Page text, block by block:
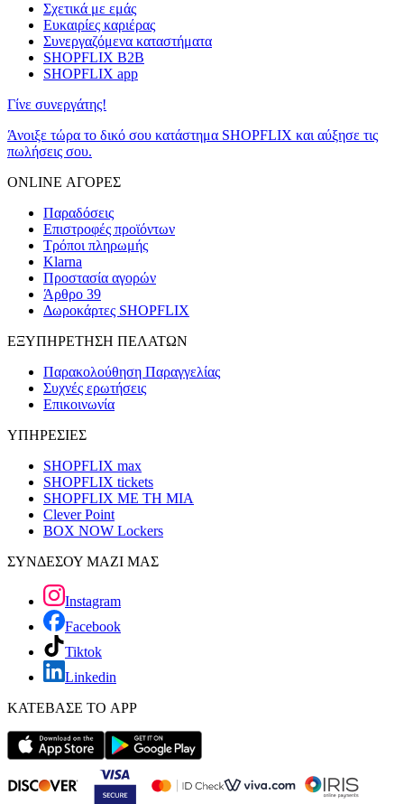
Σχετικά με εμάς
Ευκαιρίες καριέρας
Συνεργαζόμενα καταστήματα
SHOPFLIX B2B
SHOPFLIX app
Γίνε συνεργάτης!
Άνοιξε τώρα το δικό σου κατάστημα SHOPFLIX και αύξησε τις
πωλήσεις σου.
ONLINE ΑΓΟΡΕΣ
Παραδόσεις
Επιστροφές προϊόντων
Τρόποι πληρωμής
Klarna
Προστασία αγορών
Άρθρο 39
Δωροκάρτες SHOPFLIX
ΕΞΥΠΗΡΕΤΗΣΗ ΠΕΛΑΤΩΝ
Παρακολούθηση Παραγγελίας
Συχνές ερωτήσεις
Επικοινωνία
ΥΠΗΡΕΣΙΕΣ
SHOPFLIX max
SHOPFLIX tickets
SHOPFLIX ΜΕ ΤΗ ΜΙΑ
Clever Point
BOX NOW Lockers
ΣΥΝΔΕΣΟΥ ΜΑΖΙ ΜΑΣ
Instagram
Facebook
Tiktok
Linkedin
ΚΑΤΕΒΑΣΕ ΤΟ APP